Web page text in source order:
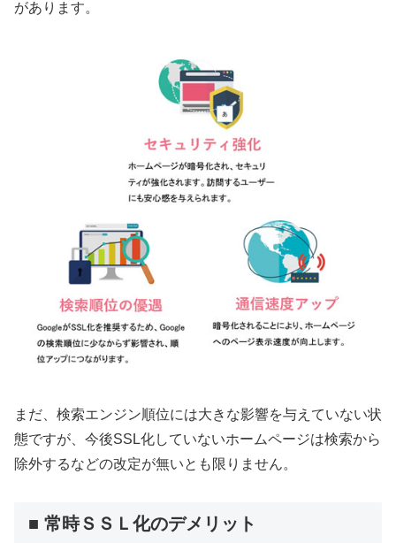
があります。
まだ、検索エンジン順位には大きな影響を与えていない状
態ですが、今後SSL化していないホームページは検索から
除外するなどの改定が無いとも限りません。
■ 常時ＳＳＬ化のデメリット